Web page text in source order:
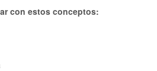
con estos conceptos: